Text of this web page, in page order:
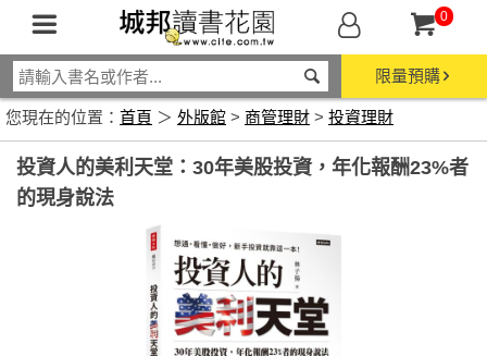
0
限量預購
您現在的位置： 首頁 ＞ 外版館 > 商管理財 > 投資理財
投資人的美利天堂：30年美股投資，年化報酬23%者
的現身說法